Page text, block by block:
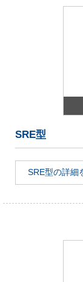
SRE型
SRE型の詳細